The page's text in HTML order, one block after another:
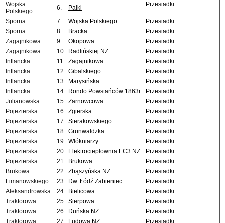
Wojska
Polskiego
6. Palki Przesiadki
Sporna 7. Wojska Polskiego
Przesiadki
Sporna
8. Bracka
Przesiadki
Zagajnikowa
9. Okopowa
Przesiadki
Zagajnikowa
10. Radlińskiej NŻ
Przesiadki
Inflancka
11. Zagajnikowa
Przesiadki
Inflancka
12. Gibalskiego
Przesiadki
Inflancka
13. Marysińska
Przesiadki
Inflancka
14. Rondo Powstańców 1863r.
Przesiadki
Julianowska
15. Żarnowcowa
Przesiadki
Pojezierska
16. Zgierska
Przesiadki
Pojezierska
17. Sierakowskiego
Przesiadki
Pojezierska
18. Grunwaldzka
Przesiadki
Pojezierska
19. Włókniarzy
Przesiadki
Pojezierska
20. Elektrociepłownia EC3 NŻ
Przesiadki
Pojezierska
21. Brukowa
Przesiadki
Brukowa
22. Zbąszyńska NŻ
Przesiadki
Limanowskiego
23. Dw. Łódź Żabieniec
Przesiadki
Aleksandrowska
24. Bielicowa
Przesiadki
Traktorowa
25. Sierpowa
Przesiadki
Traktorowa
26. Duńska NŻ
Przesiadki
Traktorowa
27. Ludowa NŻ
Przesiadki